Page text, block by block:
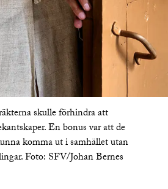
skulle förhindra att
En bonus var att de
komma ut i samhället utan
Foto: SFV/Johan Bernes